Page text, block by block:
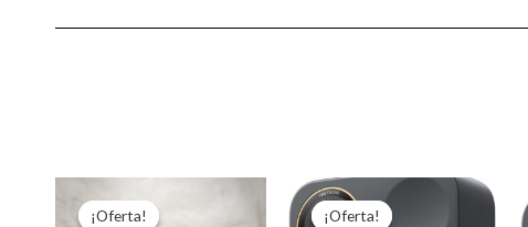
¡Oferta!
¡Oferta! ¡Oferta!
¡Oferta!
El
El
precio